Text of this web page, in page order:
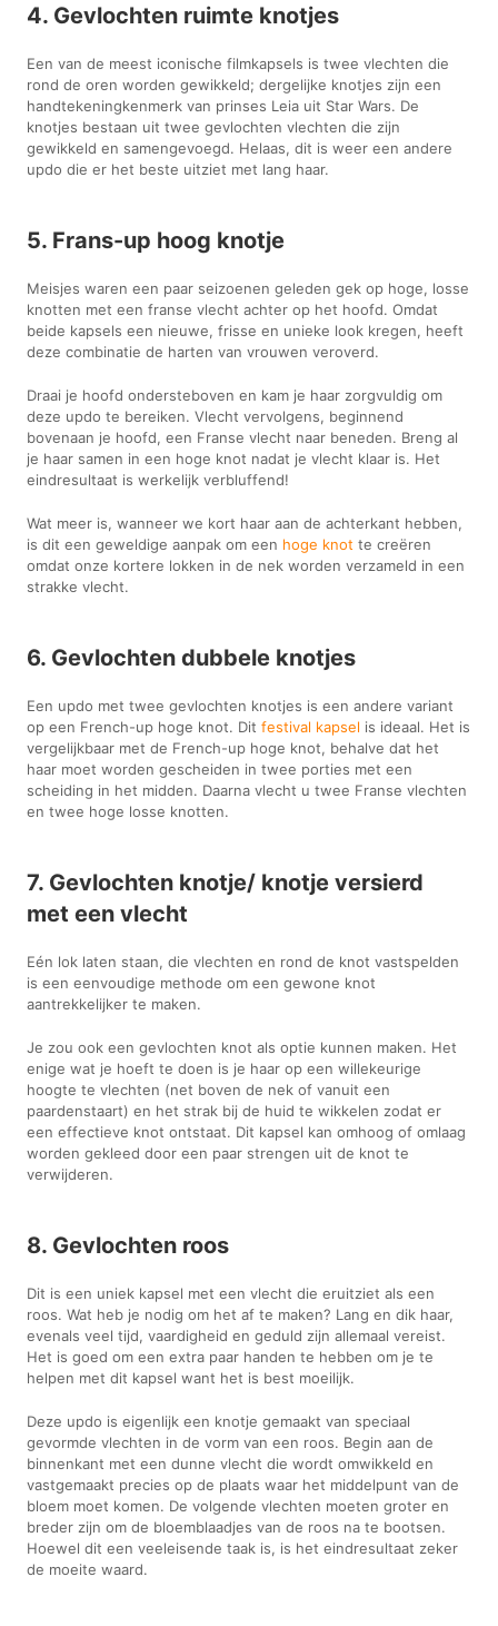
4. Gevlochten ruimte knotjes
Een van de meest iconische filmkapsels is twee vlechten die
rond de oren worden gewikkeld; dergelijke knotjes zijn een
handtekeningkenmerk van prinses Leia uit Star Wars. De
knotjes bestaan uit twee gevlochten vlechten die zijn
gewikkeld en samengevoegd. Helaas, dit is weer een andere
updo die er het beste uitziet met lang haar.
5. Frans-up hoog knotje
Meisjes waren een paar seizoenen geleden gek op hoge, losse
knotten met een franse vlecht achter op het hoofd. Omdat
beide kapsels een nieuwe, frisse en unieke look kregen, heeft
deze combinatie de harten van vrouwen veroverd.
Draai je hoofd ondersteboven en kam je haar zorgvuldig om
deze updo te bereiken. Vlecht vervolgens, beginnend
bovenaan je hoofd, een Franse vlecht naar beneden. Breng al
je haar samen in een hoge knot nadat je vlecht klaar is. Het
eindresultaat is werkelijk verbluffend!
Wat meer is, wanneer we kort haar aan de achterkant hebben,
is dit een geweldige aanpak om een hoge knot te creëren
omdat onze kortere lokken in de nek worden verzameld in een
strakke vlecht.
6. Gevlochten dubbele knotjes
Een updo met twee gevlochten knotjes is een andere variant
op een French-up hoge knot. Dit festival kapsel is ideaal. Het is
vergelijkbaar met de French-up hoge knot, behalve dat het
haar moet worden gescheiden in twee porties met een
scheiding in het midden. Daarna vlecht u twee Franse vlechten
en twee hoge losse knotten.
7. Gevlochten knotje/ knotje versierd
met een vlecht
Eén lok laten staan, die vlechten en rond de knot vastspelden
is een eenvoudige methode om een gewone knot
aantrekkelijker te maken.
Je zou ook een gevlochten knot als optie kunnen maken. Het
enige wat je hoeft te doen is je haar op een willekeurige
hoogte te vlechten (net boven de nek of vanuit een
paardenstaart) en het strak bij de huid te wikkelen zodat er
een effectieve knot ontstaat. Dit kapsel kan omhoog of omlaag
worden gekleed door een paar strengen uit de knot te
verwijderen.
8. Gevlochten roos
Dit is een uniek kapsel met een vlecht die eruitziet als een
roos. Wat heb je nodig om het af te maken? Lang en dik haar,
evenals veel tijd, vaardigheid en geduld zijn allemaal vereist.
Het is goed om een extra paar handen te hebben om je te
helpen met dit kapsel want het is best moeilijk.
Deze updo is eigenlijk een knotje gemaakt van speciaal
gevormde vlechten in de vorm van een roos. Begin aan de
binnenkant met een dunne vlecht die wordt omwikkeld en
vastgemaakt precies op de plaats waar het middelpunt van de
bloem moet komen. De volgende vlechten moeten groter en
breder zijn om de bloemblaadjes van de roos na te bootsen.
Hoewel dit een veeleisende taak is, is het eindresultaat zeker
de moeite waard.